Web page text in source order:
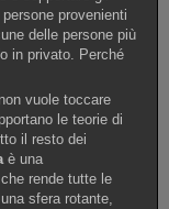
provenienti
delle persone più
in privato. Perché
vuole toccare
le teorie di
il resto dei
è una
rende tutte le
sfera rotante,